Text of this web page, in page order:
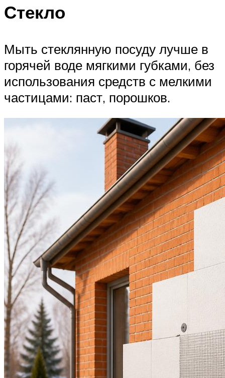
Стекло
Мыть стеклянную посуду лучше в
горячей воде мягкими губками, без
использования средств с мелкими
частицами: паст, порошков.